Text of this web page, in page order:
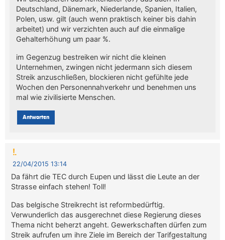
Deutschland, Dänemark, Niederlande, Spanien, Italien,
Polen, usw. gilt (auch wenn praktisch keiner bis dahin
arbeitet) und wir verzichten auch auf die einmalige
Gehalterhöhung um paar %.
im Gegenzug bestreiken wir nicht die kleinen
Unternehmen, zwingen nicht jedermann sich diesem
Streik anzuschließen, blockieren nicht gefühlte jede
Wochen den Personennahverkehr und benehmen uns
mal wie zivilisierte Menschen.
Antworten
!.
22/04/2015 13:14
Da fährt die TEC durch Eupen und lässt die Leute an der
Strasse einfach stehen! Toll!
Das belgische Streikrecht ist reformbedürftig.
Verwunderlich das ausgerechnet diese Regierung dieses
Thema nicht beherzt angeht. Gewerkschaften dürfen zum
Streik aufrufen um ihre Ziele im Bereich der Tarifgestaltung